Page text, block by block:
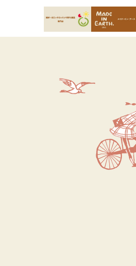
オーガニックコットン製品と